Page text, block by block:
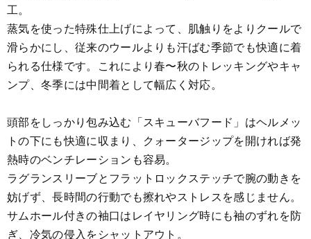
工。
蒸気を使った特殊仕上げによって、肌触りをよりクールで
滑らかにし、従来のウールよりも汗ばむ季節でも快適に着
られる仕様です。これにより春〜秋のトレッキングやキャ
ンプ、冬季には中間着として幅広く対応。
頭部をしっかり包み込む「スキューバフード」はヘルメッ
トの下にも快適に収まり、クォータージップを開ければ発
熱時のベンチレーションも容易。
ラグランスリーブとフラットロックステッチで腕の動きを
妨げず、長時間の行動でも擦れやストレスを感じません。
サムホール付きの袖口はレイヤリング時にも袖のずれを防
ぎ、冷気の侵入をシャットアウト。